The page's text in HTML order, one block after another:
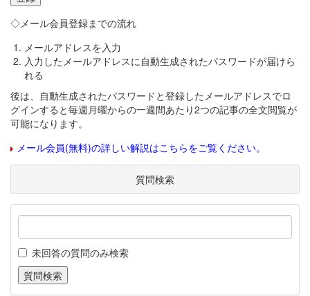
◇メール会員登録までの流れ
メールアドレスを入力
入力したメールアドレスに自動生成されたパスワードが届けら
れる
後は、自動生成されたパスワードと登録したメールアドレスでロ
グインすると毎週月曜からの一週間あたり2つの記事の全文閲覧が
可能になります。
メール会員(無料)の詳しい解説はこちらをご覧ください。
質問検索
未回答の質問のみ検索